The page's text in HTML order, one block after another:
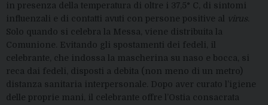
in presenza della temperatura di oltre i 37,5° C, di sintomi
influenzali e di contatti avuti con persone positive al
virus
Solo quando si celebra la Messa, viene distribuita la
Comunione. Evitando gli spostamenti dei fedeli, il
celebrante, che indossa la mascherina su naso e bocca, si
reca dai fedeli, disposti a debita (non meno di un metro)
distanza sanitaria interpersonale. Dopo aver curato l’igiene
delle proprie mani, il celebrante offre l’Ostia consacrata